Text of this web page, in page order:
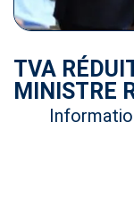
TVA
MINISTRE